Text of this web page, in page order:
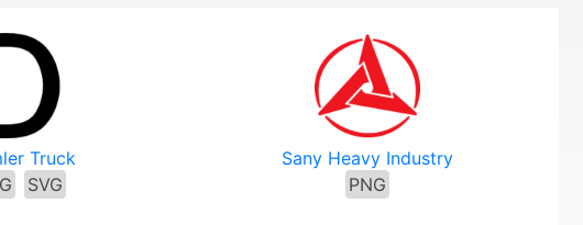
Truck
SVG
Sany Heavy Industry
PNG